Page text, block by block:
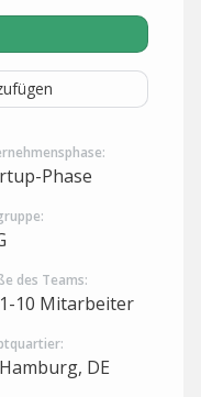
Phase
des Teams:
1-10 Mitarbeiter
Hamburg, DE